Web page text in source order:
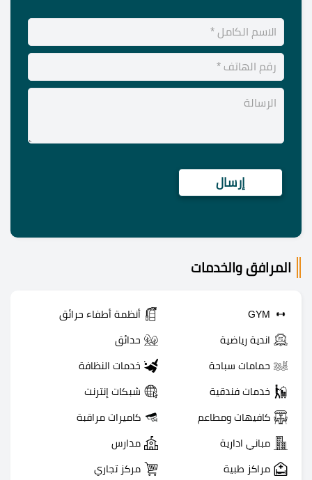
المرافق والخدمات
GYM أنظمة أطفاء حرائق
اندية رياضية حدائق
حمامات سباحة خدمات النظافة
خدمات فندقية شبكات إنترنت
كافيهات ومطاعم كاميرات مراقبة
مباني ادارية مدارس
مراكز طبية مركز تجاري